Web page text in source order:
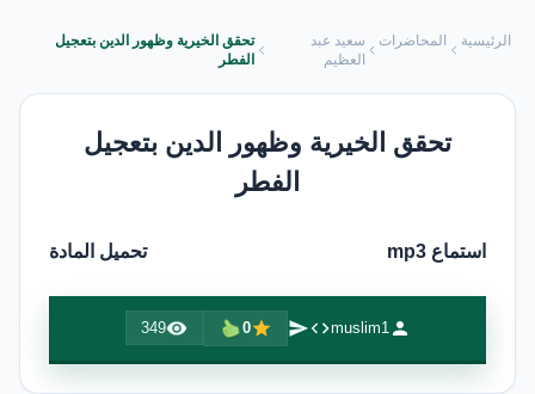
الرئيسية المحاضرات
سعيد عبد
العظيم
تحقق الخيرية وظهور الدين بتعجيل
الفطر
تحقق الخيرية وظهور الدين بتعجيل
الفطر
استماع mp3 تحميل المادة
muslim1
0
349